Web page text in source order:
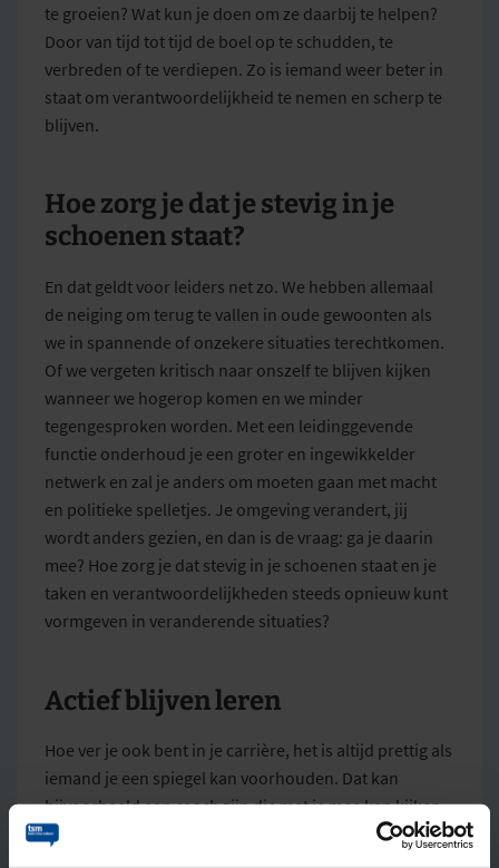
te groeien? Wat kun je doen om ze daarbij te helpen?
Door van tijd tot tijd de boel op te schudden, te
verbreden of te verdiepen. Zo is iemand weer beter in
staat om verantwoordelijkheid te nemen en scherp te
blijven.
Hoe zorg je dat je stevig in je
schoenen staat?
En dat geldt voor leiders net zo. We hebben allemaal
de neiging om terug te vallen in oude gewoonten als
we in spannende of onzekere situaties terechtkomen.
Of we vergeten kritisch naar onszelf te blijven kijken
wanneer we hogerop komen en we minder
tegengesproken worden. Met een leidinggevende
functie onderhoud je een groter en ingewikkelder
netwerk en zal je anders om moeten gaan met macht
en politieke spelletjes. Je omgeving verandert, jij
wordt anders gezien, en dan is de vraag: ga je daarin
mee? Hoe zorg je dat stevig in je schoenen staat en je
taken en verantwoordelijkheden steeds opnieuw kunt
vormgeven in veranderende situaties?
Actief blijven leren
Hoe ver je ook bent in je carrière, het is altijd prettig als
iemand je een spiegel kan voorhouden. Dat kan
bijvoorbeeld een coach zijn die met je mee kan kijken
en denken over beslissingen die je moet nemen.
Natuurlijk heb je geleerd om voortdurend te